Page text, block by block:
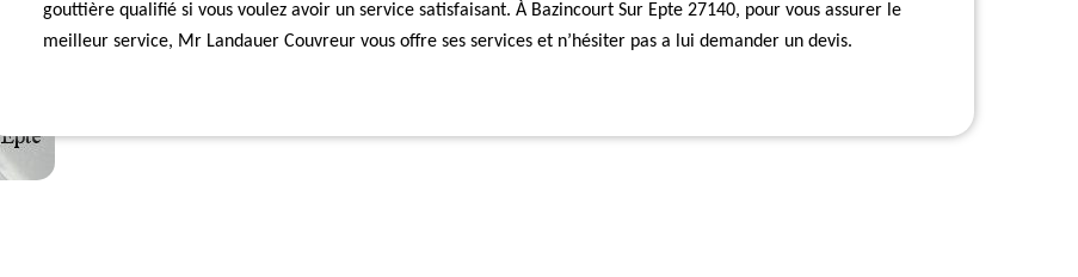
gouttière qualifié si vous voulez avoir un service satisfaisant. À Bazincourt Sur Epte 27140, pour vous assurer le
meilleur service, Mr Landauer Couvreur vous offre ses services et n’hésiter pas a lui demander un devis.